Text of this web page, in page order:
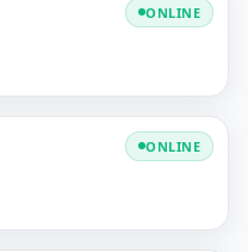
ONLINE
ONLINE